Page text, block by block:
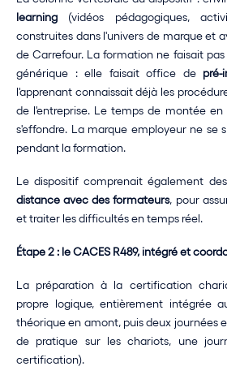
learning (vidéos pédagogiques,
construites dans l'univers de marque et
de Carrefour. La formation ne faisait
générique : elle faisait office de pré-
l'apprenant connaissait déjà les
de l'entreprise. Le temps de montée
s'effondre. La marque employeur ne se
pendant la formation.
Le dispositif comprenait également des
distance avec des formateurs, pour
et traiter les difficultés en temps réel.
Étape 2 : le CACES R489, intégré et
La préparation à la certification
propre logique, entièrement intégrée
théorique en amont, puis deux journées
de pratique sur les chariots, une
certification).